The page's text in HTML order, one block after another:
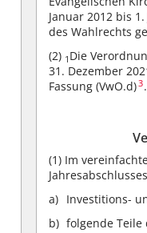
Januar 2012 bis
des Wahlrechts
(2) 1 Die
31. Dezember
Fassung (VwO.d)3.
(1) Im
Investitions-
folgende Teile